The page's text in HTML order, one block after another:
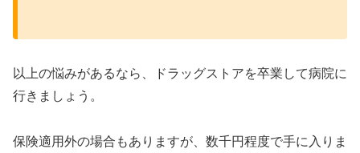
以上の悩みがあるなら、ドラッグストアを卒業して病院に
行きましょう。
保険適用外の場合もありますが、数千円程度で手に入りま